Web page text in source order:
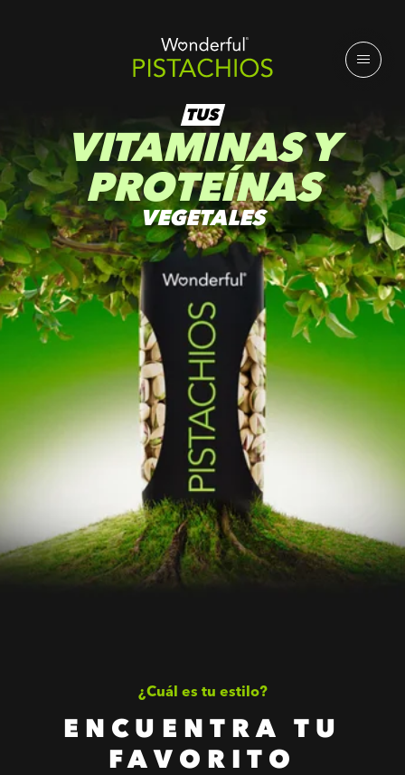
TUS
VITAMINAS Y
PROTEÍNAS
VEGETALES
¿Cuál es tu estilo?
ENCUENTRA TU
FAVORITO